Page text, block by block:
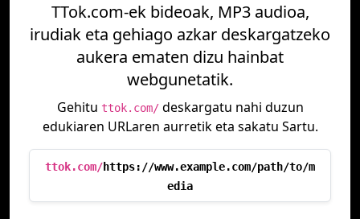
TTok.com-ek bideoak, MP3 audioa,
irudiak eta gehiago azkar deskargatzeko
aukera ematen dizu hainbat
webgunetatik.
Gehitu ttok.com/deskargatu nahi duzun
edukiaren URLaren aurretik eta sakatu Sartu.
ttok.com/https://www.example.com/path/to/m
edia